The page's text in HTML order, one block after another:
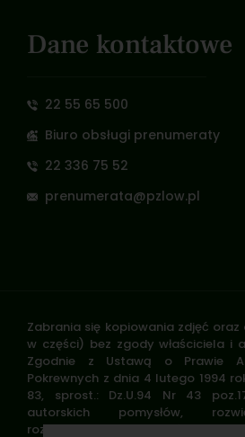
Dane kontaktowe
22 55 65 500
Biuro obsługi prenumeraty
22 336 75 52
prenumerata@pzlow.pl
Zabrania się kopiowania zdjęć
w części) bez zgody właściciela i
Zgodnie z Ustawą o Prawie
Pokrewnych z dnia 4 lutego 1994
83, sprost.: Dz.U.94 Nr 43
autorskich pomysłów,
rozpowszechnianie zdjęć,